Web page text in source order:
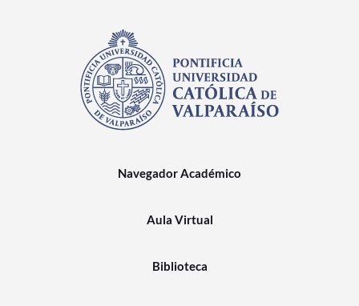
Navegador Académico
Aula Virtual
Biblioteca